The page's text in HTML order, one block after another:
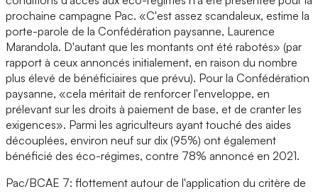
prochaine campagne Pac. «C'est assez scandaleux, estime la
porte-parole de la Confédération paysanne, Laurence
Marandola. D'autant que les montants ont été rabotés» (par
rapport à ceux annoncés initialement, en raison du nombre
plus élevé de bénéficiaires que prévu). Pour la Confédération
paysanne, «cela méritait de renforcer l'enveloppe, en
prélevant sur les droits à paiement de base, et de cranter les
exigences». Parmi les agriculteurs ayant touché des aides
découplées, environ neuf sur dix (95%) ont également
bénéficié des éco-régimes, contre 78% annoncé en 2021.
Pac/BCAE 7: flottement autour de l'application du critère de